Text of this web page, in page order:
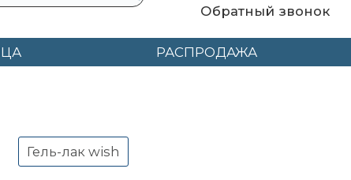
Обратный звонок
РАСПРОДАЖА
Гель-лак wish